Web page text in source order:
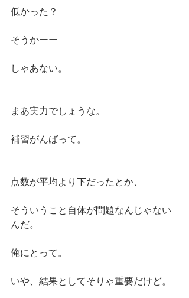
低かった？
そうかーー
しゃあない。
まあ実力でしょうな。
補習がんばって。
点数が平均より下だったとか、
そういうこと自体が問題なんじゃない
んだ。
俺にとって。
いや、結果としてそりゃ重要だけど。